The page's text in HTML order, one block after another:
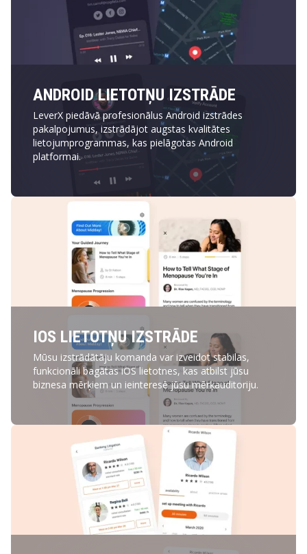
ANDROID LIETOTŅU IZSTRĀDE
LeverX piedāvā profesionālus Android izstrādes
pakalpojumus, izstrādājot augstas kvalitātes
lietojumprogrammas, kas pielāgotas Android
platformai.
IOS LIETOTŅU IZSTRĀDE
Mūsu izstrādātāju komanda var izveidot stabilas,
funkcionāli bagātas iOS lietotnes, kas atbilst jūsu
biznesa mērķiem un ieinteresē jūsu mērķauditoriju.